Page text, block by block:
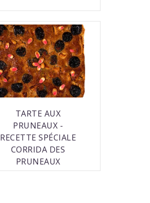
TARTE AUX
PRUNEAUX -
RECETTE SPÉCIALE
CORRIDA DES
PRUNEAUX